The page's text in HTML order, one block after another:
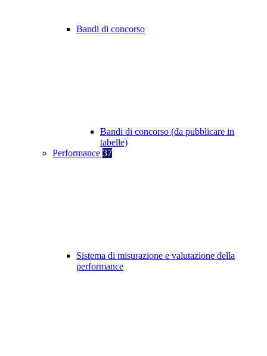
Bandi di concorso
Bandi di concorso (da pubblicare in
tabelle)
Performance 37
Sistema di misurazione e valutazione della
performance